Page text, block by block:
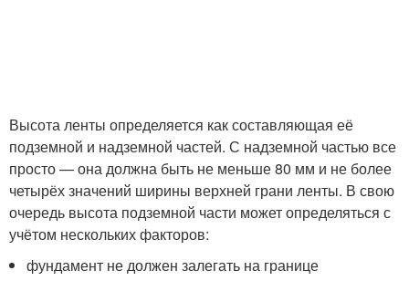
Высота ленты определяется как составляющая её
подземной и надземной частей. С надземной частью все
просто — она должна быть не меньше 80 мм и не более
четырёх значений ширины верхней грани ленты. В свою
очередь высота подземной части может определяться с
учётом нескольких факторов:
фундамент не должен залегать на границе